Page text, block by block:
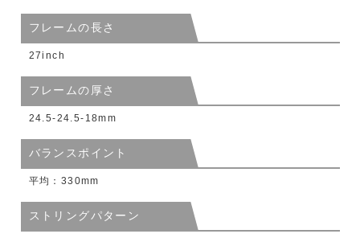
フレームの長さ
27inch
フレームの厚さ
24.5-24.5-18mm
バランスポイント
平均：330mm
ストリングパターン